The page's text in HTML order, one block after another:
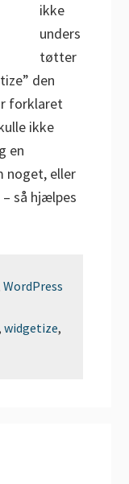
ikke
unders
tøtter
den
forklaret
ikke
en
noget, eller
så hjælpes
WordPress
widgetize,